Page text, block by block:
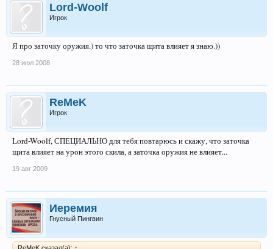
Lord-Woolf
Игрок
Я про заточку оружия.) то что заточка щита влияет я знаю.))
28 июл 2008
ReMeK
Игрок
Lord-Woolf, СПЕЦИАЛЬНО для тебя повтарюсь и скажу, что заточка
щита влияет на урон этого скила, а заточка оружия не влияет...
19 авг 2009
Иеремия
Гнусный Пингвин